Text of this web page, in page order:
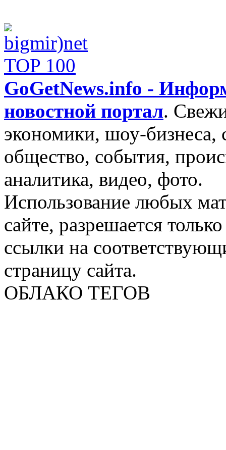
GoGetNews.info -
новостной портал.
экономики, шоу-бизнеса,
общество, события,
аналитика, видео, фото.
Использование любых
сайте, разрешается
ссылки на
страницу сайта.
ОБЛАКО ТЕГОВ